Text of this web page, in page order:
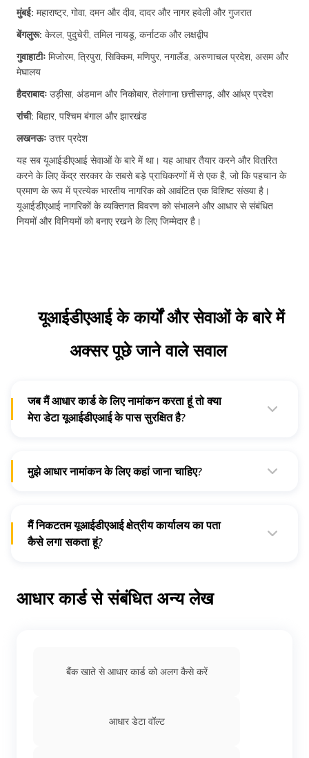
मुंबई: महाराष्ट्र, गोवा, दमन और दीव, दादर और नागर हवेली और गुजरात
बेंगलुरू: केरल, पुदुचेरी, तमिल नायडू, कर्नाटक और लक्षद्वीप
गुवाहाटीः मिजोरम, त्रिपुरा, सिक्किम, मणिपुर, नगालैंड, अरुणाचल प्रदेश, असम और
मेघालय
हैदराबादः उड़ीसा, अंडमान और निकोबार, तेलंगाना छत्तीसगढ़, और आंध्र प्रदेश
रांची: बिहार, पश्चिम बंगाल और झारखंड
लखनऊः उत्तर प्रदेश
यह सब यूआईडीएआई सेवाओं के बारे में था। यह आधार तैयार करने और वितरित
करने के लिए केंद्र सरकार के सबसे बड़े प्राधिकरणों में से एक है, जो कि पहचान के
प्रमाण के रूप में प्रत्येक भारतीय नागरिक को आवंटित एक विशिष्ट संख्या है।
यूआईडीएआई नागरिकों के व्यक्तिगत विवरण को संभालने और आधार से संबंधित
नियमों और विनियमों को बनाए रखने के लिए जिम्मेदार है।
यूआईडीएआई के कार्यों और सेवाओं के बारे में
अक्सर पूछे जाने वाले सवाल
जब मैं आधार कार्ड के लिए नामांकन करता हूं तो क्या
मेरा डेटा यूआईडीएआई के पास सुरक्षित है?
अधिनियम 2016 की धारा 32(3) इस डेटा को गोपनीय रखना अनिवार्य
बनाती है।
मुझे आधार नामांकन के लिए कहां जाना चाहिए?
हैं।
मैं निकटतम यूआईडीएआई क्षेत्रीय कार्यालय का पता
कैसे लगा सकता हूं?
आधार कार्ड से संबंधित अन्य लेख
बैंक खाते से आधार कार्ड को अलग कैसे करें
आधार डेटा वॉल्ट